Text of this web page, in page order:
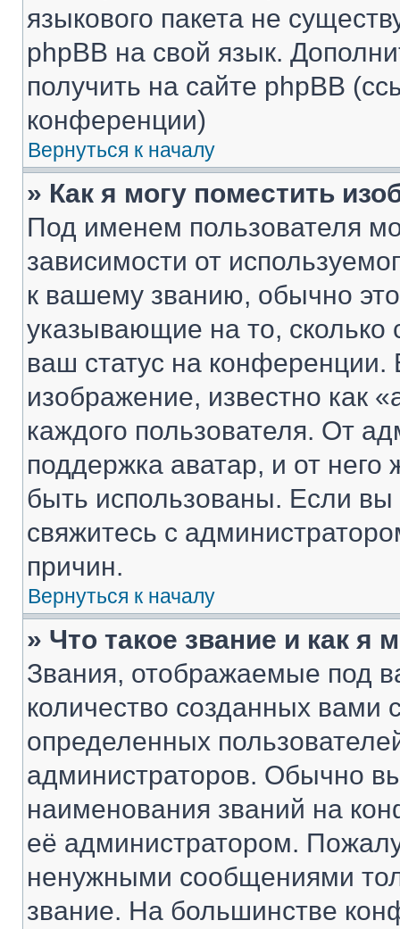
языкового пакета не
phpBB на свой язык.
получить на сайте phpBB
конференции)
Вернуться к началу
» Как я могу поместить
Под именем пользователя
зависимости от
к вашему званию, обычно это
указывающие на то,
ваш статус на
изображение, известно как
каждого пользователя. От
поддержка аватар, и от него
быть использованы. Если
свяжитесь с
причин.
Вернуться к началу
» Что такое звание и как я
Звания, отображаемые под
количество созданных
определенных
администраторов. Обычно
наименования званий на
её администратором.
ненужными сообщениями
звание. На большинстве